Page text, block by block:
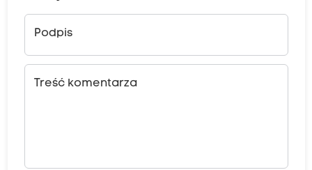
Podpis
Treść komentarza